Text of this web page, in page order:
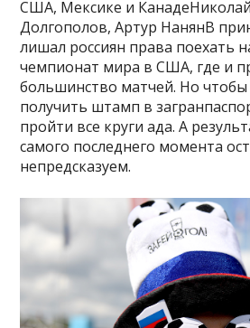
США, Мексике и КанадеНиколай
Долгополов, Артур НанянВ
лишал россиян права поехать
чемпионат мира в США, где и
большинство матчей. Но чтобы
получить штамп в
пройти все круги ада. А
самого последнего момента
непредсказуем.